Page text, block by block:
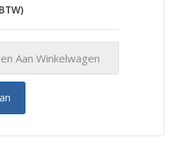
Aan Winkelwagen